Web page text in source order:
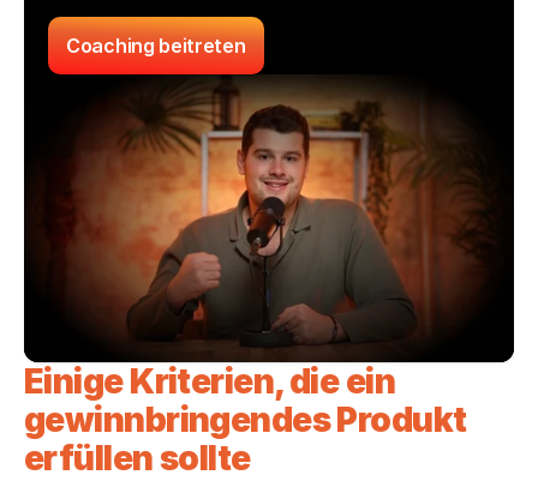
Coaching beitreten
Einige Kriterien, die ein
gewinnbringendes Produkt
erfüllen sollte